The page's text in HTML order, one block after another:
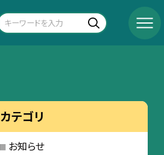
カテゴリ
お知らせ